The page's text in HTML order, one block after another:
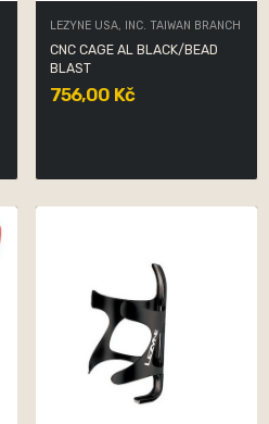
LEZYNE USA, INC. TAIWAN BRANCH
CNC CAGE AL BLACK/BEAD
BLAST
756,00 Kč